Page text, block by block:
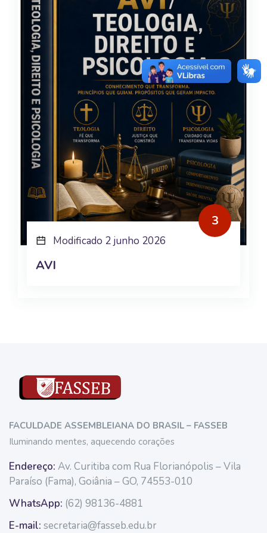
Modificado 2 junho 2026
AVI
3
FACULDADE ASSEMBLEIANA DO BRASIL – FASSEB
Iluminando mentes, aquecendo corações
Endereço: Av. Curitiba com Rua Florianópolis – Vila
Paraíso (Fama), Goiânia – GO, 74553-010
WhatsApp: (62) 98136-4881
E-mail: secretaria@fasseb.edu.br